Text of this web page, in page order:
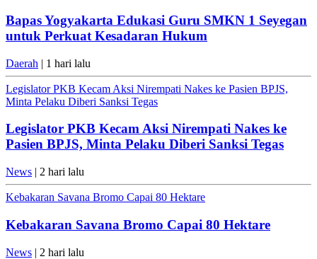
Bapas Yogyakarta Edukasi Guru SMKN 1 Seyegan
untuk Perkuat Kesadaran Hukum
Daerah | 1 hari lalu
Legislator PKB Kecam Aksi Nirempati Nakes ke Pasien BPJS,
Minta Pelaku Diberi Sanksi Tegas
Legislator PKB Kecam Aksi Nirempati Nakes ke
Pasien BPJS, Minta Pelaku Diberi Sanksi Tegas
News | 2 hari lalu
Kebakaran Savana Bromo Capai 80 Hektare
Kebakaran Savana Bromo Capai 80 Hektare
News | 2 hari lalu